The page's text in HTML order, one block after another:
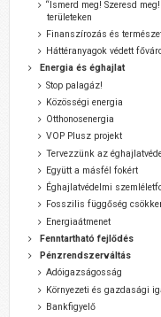
“Ismerd meg! Szeresd
területeken
Finanszírozás és
Háttéranyagok védett
Energia és éghajlat
Stop palagáz!
Közösségi energia
Otthonosenergia
VOP Plusz projekt
Tervezzünk az
Együtt a másfél fokért
Éghajlatvédelmi
Fosszilis függőség
Energiaátmenet
Fenntartható fejlődés
Pénzrendszerváltás
Adóigazságosság
Környezeti és gazdasági
Bankfigyelő